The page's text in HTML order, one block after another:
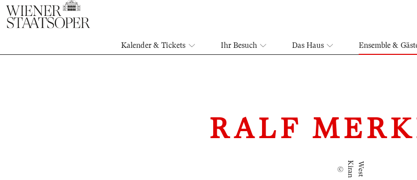
Kalender & Tickets Ihr Besuch Das Haus Ensemble &
RALF
© K
i
r
a
n W
e
s
t